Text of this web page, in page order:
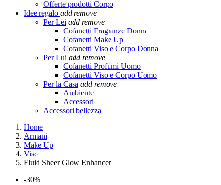
Offerte prodotti Corpo
Idee regalo add remove
Per Lei add remove
Cofanetti Fragranze Donna
Cofanetti Make Up
Cofanetti Viso e Corpo Donna
Per Lui add remove
Cofanetti Profumi Uomo
Cofanetti Viso e Corpo Uomo
Per la Casa add remove
Ambiente
Accessori
Accessori bellezza
Home
Armani
Make Up
Viso
Fluid Sheer Glow Enhancer
-30%